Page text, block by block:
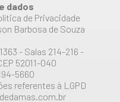
dados
de Privacidade
Barbosa de Souza
- Salas 214-216 -
52011-040
5660
referentes à LGPD